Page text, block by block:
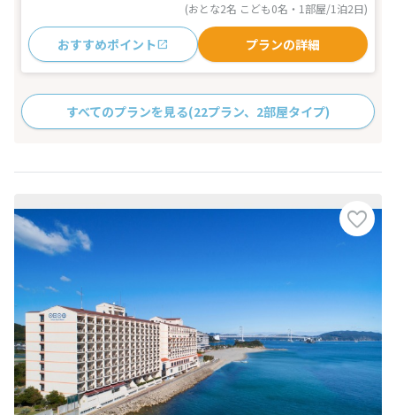
(おとな2名 こども0名・1部屋/1泊2日)
おすすめポイント プランの詳細
すべてのプランを見る(22プラン、2部屋タイプ)